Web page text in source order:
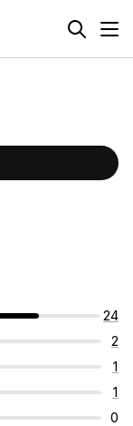
24
2
1
1
0